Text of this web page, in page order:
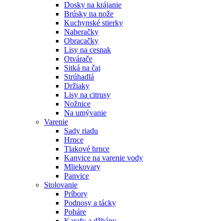
Dosky na krájanie
Brúsky na nože
Kuchynské stierky
Naberačky
Obracačky
Lisy na cesnak
Otvárače
Sitká na čaj
Strúhadlá
Držiaky
Lisy na citrusy
Nožnice
Na umývanie
Varenie
Sady riadu
Hrnce
Tlakové hrnce
Kanvice na varenie vody
Mliekovary
Panvice
Stolovanie
Príbory
Podnosy a tácky
Poháre